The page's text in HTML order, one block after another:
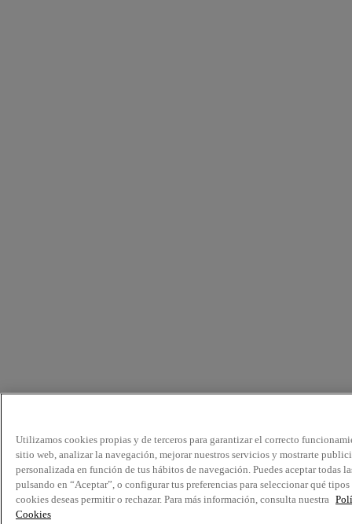
Utilizamos cookies propias y de terceros para garantizar el correcto
sitio web, analizar la navegación, mejorar nuestros servicios y mostrarte
personalizada en función de tus hábitos de navegación. Puedes aceptar todas
pulsando en “Aceptar”, o configurar tus preferencias para seleccionar qué tipos
cookies deseas permitir o rechazar. Para más información, consulta nuestra
Cookies